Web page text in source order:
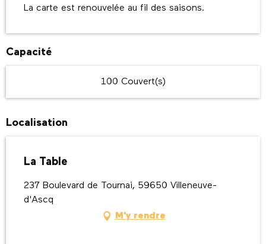
La carte est renouvelée au fil des saisons.
Capacité
100 Couvert(s)
Localisation
La Table
237 Boulevard de Tournai, 59650 Villeneuve-
d'Ascq
M'y rendre